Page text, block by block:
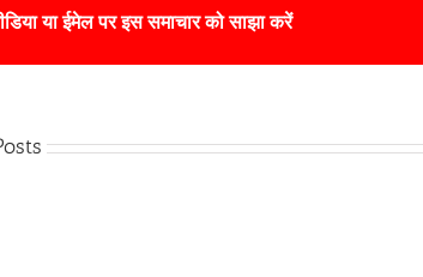
या ईमेल पर इस समाचार को साझा करें